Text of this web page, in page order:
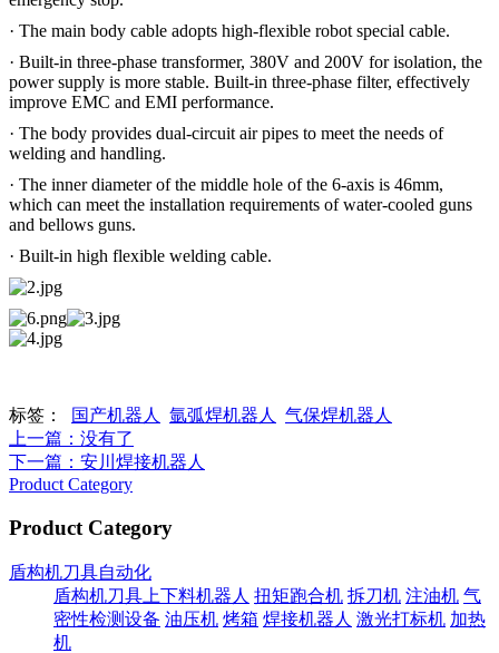
· The main body cable adopts high-flexible robot special cable.
· Built-in three-phase transformer, 380V and 200V for isolation, the
power supply is more stable. Built-in three-phase filter, effectively
improve EMC and EMI performance.
· The body provides dual-circuit air pipes to meet the needs of
welding and handling.
· The inner diameter of the middle hole of the 6-axis is 46mm,
which can meet the installation requirements of water-cooled guns
and bellows guns.
· Built-in high flexible welding cable.
标签： 国产机器人 氩弧焊机器人
气保焊机器人
上一篇 ：没有了
下一篇 ：安川焊接机器人
Product Category
Product Category
盾构机刀具自动化
盾构机刀具上下料机器人 扭矩跑合机 拆刀机 注油机 气
密性检测设备 油压机 烤箱 焊接机器人 激光打标机 加热
机